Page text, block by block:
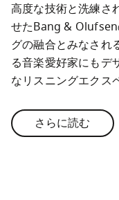
高度な技術と洗練さ
せたBang & Olufsen
グの融合とみなされ
る音楽愛好家にもデ
なリスニングエクス
さらに読む